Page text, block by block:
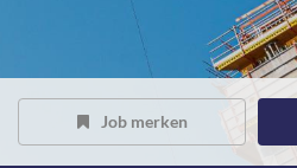
Job merken